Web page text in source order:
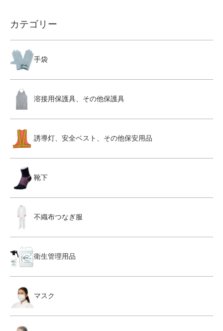
カテゴリー
手袋
溶接用保護具、その他保護具
誘導灯、安全ベスト、その他保安用品
靴下
不織布つなぎ服
衛生管理用品
マスク